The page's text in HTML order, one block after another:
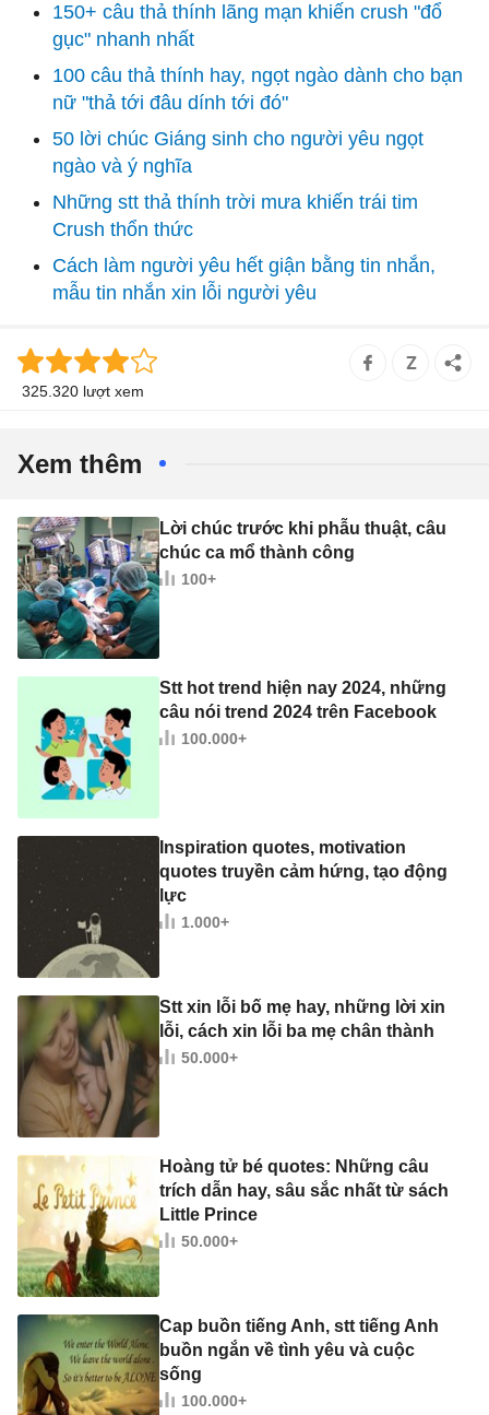
150+ câu thả thính lãng mạn khiến crush "đổ
gục" nhanh nhất
100 câu thả thính hay, ngọt ngào dành cho bạn
nữ "thả tới đâu dính tới đó"
50 lời chúc Giáng sinh cho người yêu ngọt
ngào và ý nghĩa
Những stt thả thính trời mưa khiến trái tim
Crush thổn thức
Cách làm người yêu hết giận bằng tin nhắn,
mẫu tin nhắn xin lỗi người yêu
325.320 lượt xem
Xem thêm
Lời chúc trước khi phẫu thuật, câu
chúc ca mổ thành công
100+
Stt hot trend hiện nay 2024, những
câu nói trend 2024 trên Facebook
100.000+
Inspiration quotes, motivation
quotes truyền cảm hứng, tạo động
lực
1.000+
Stt xin lỗi bố mẹ hay, những lời xin
lỗi, cách xin lỗi ba mẹ chân thành
50.000+
Hoàng tử bé quotes: Những câu
trích dẫn hay, sâu sắc nhất từ sách
Little Prince
50.000+
Cap buồn tiếng Anh, stt tiếng Anh
buồn ngắn về tình yêu và cuộc
sống
100.000+